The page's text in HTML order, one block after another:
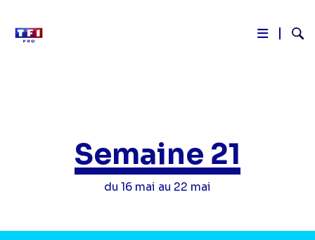
Semaine 21
du 16 mai au 22 mai